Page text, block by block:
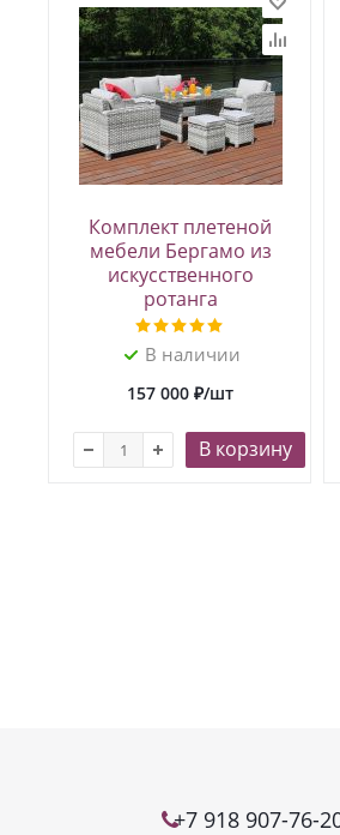
Комплект плетеной
мебели Бергамо из
искусственного
ротанга
В наличии
157 000 ₽/шт
В корзину
+7 918 907-76-